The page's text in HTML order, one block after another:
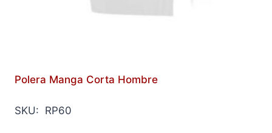
Polera Manga Corta Hombre
SKU: RP60